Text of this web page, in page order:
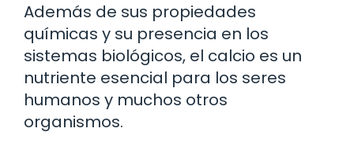
Además de sus propiedades
químicas y su presencia en los
sistemas biológicos, el calcio es un
nutriente esencial para los seres
humanos y muchos otros
organismos.